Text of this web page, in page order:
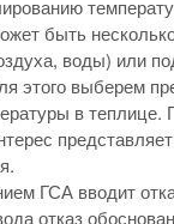
быть
воды) или
этого выберем
в
ГСА вводит
отказ